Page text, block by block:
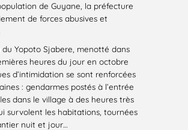
de Guyane, la préfecture
de forces abusives et
du Yopoto Sjabere, menotté dans
heures du jour en octobre
d’intimidation se sont renforcées
: gendarmes postés à l’entrée
dans le village à des heures très
survolent les habitations, tournées
nuit et jour…